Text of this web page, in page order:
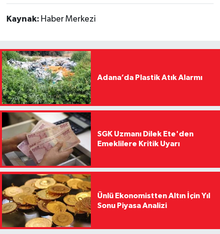
Kaynak: Haber Merkezi
Adana’da Plastik Atık Alarmı
SGK Uzmanı Dilek Ete'den
Emeklilere Kritik Uyarı
Ünlü Ekonomistten Altın İçin Yıl
Sonu Piyasa Analizi